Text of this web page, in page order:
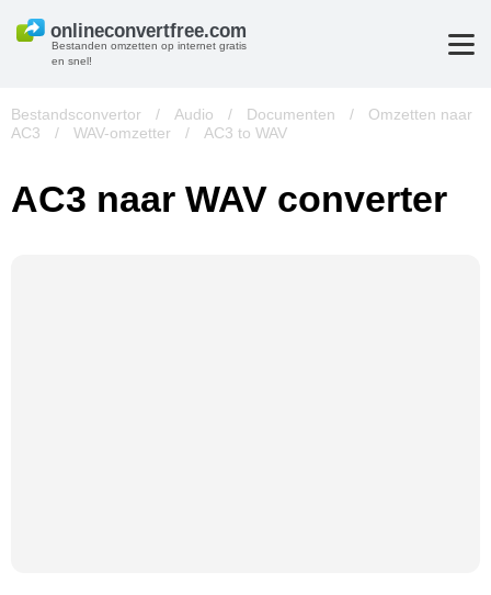
Bestanden omzetten op internet gratis
en snel!
Bestandsconvertor / Audio / Documenten /
Omzetten naar
AC3
/ WAV-omzetter / AC3 to WAV
AC3 naar WAV converter